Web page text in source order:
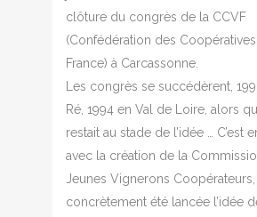
clôture du congrès de la CCVF
(Confédération des
France) à Carcassonne.
Les congrès se succédèrent,
Ré, 1994 en Val de Loire, alors
restait au stade de l’idée … C’est
avec la création de la
Jeunes Vignerons Coopérateurs,
concrètement été lancée l’idée